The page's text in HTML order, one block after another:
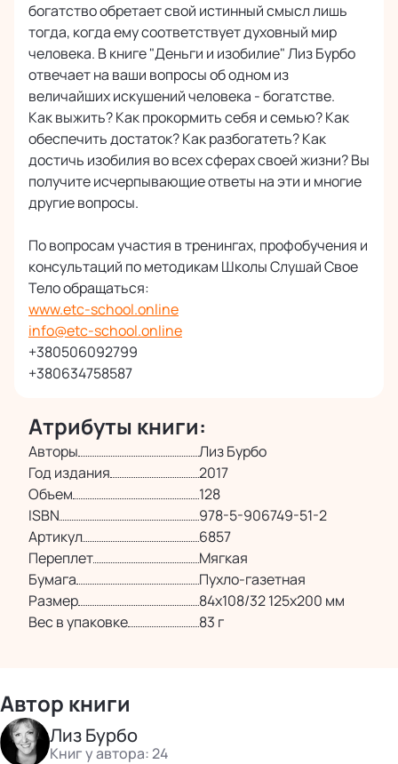
Оплата
Наличными или картой курьеру при получении
Безопасная оплата банковскими картами
онлайн
богатство обретает свой истинный смысл лишь
тогда, когда ему соответствует духовный мир
человека. В книге "Деньги и изобилие" Лиз Бурбо
отвечает на ваши вопросы об одном из
величайших искушений человека - богатстве.
Как выжить? Как прокормить себя и семью? Как
обеспечить достаток? Как разбогатеть? Как
достичь изобилия во всех сферах своей жизни? Вы
получите исчерпывающие ответы на эти и многие
другие вопросы.
По вопросам участия в тренингах, профобучения и
консультаций по методикам Школы Слушай Свое
Тело обращаться:
www.etc-school.online
info@etc-school.online
+380506092799
+380634758587
Атрибуты книги:
Авторы
Лиз Бурбо
Год издания
2017
Объем
128
ISBN
978-5-906749-51-2
Артикул
6857
Переплет
Мягкая
Бумага
Пухло-газетная
Размер
84х108/32 125х200 мм
Вес в упаковке
83 г
Автор книги
Лиз Бурбо
Книг у автора: 24